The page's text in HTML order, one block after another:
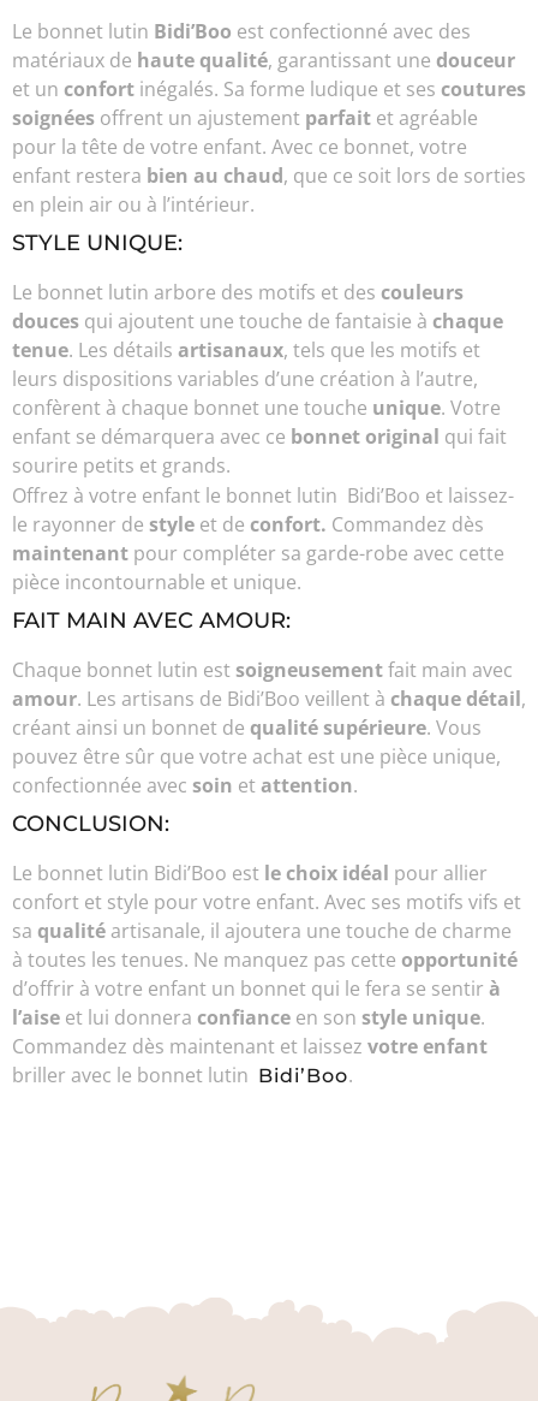
Le bonnet lutin Bidi’Boo est confectionné avec des
matériaux de haute qualité, garantissant une douceur
et un confort inégalés. Sa forme ludique et ses coutures
soignées offrent un ajustement parfait et agréable
pour la tête de votre enfant. Avec ce bonnet, votre
enfant restera bien au chaud, que ce soit lors de sorties
en plein air ou à l’intérieur.
STYLE UNIQUE:
Le bonnet lutin arbore des motifs et des couleurs
douces qui ajoutent une touche de fantaisie à chaque
tenue. Les détails artisanaux, tels que les motifs et
leurs dispositions variables d’une création à l’autre,
confèrent à chaque bonnet une touche unique. Votre
enfant se démarquera avec ce bonnet original qui fait
sourire petits et grands.
Offrez à votre enfant le bonnet lutin Bidi’Boo et laissez-
le rayonner de style et de confort. Commandez dès
maintenant pour compléter sa garde-robe avec cette
pièce incontournable et unique.
FAIT MAIN AVEC AMOUR:
Chaque bonnet lutin estsoigneusementfait main avec
amour. Les artisans de Bidi’Boo veillent à chaque détail,
créant ainsi un bonnet de qualité supérieure. Vous
pouvez être sûr que votre achat est une pièce unique,
confectionnée avec soin etattention.
CONCLUSION:
Le bonnet lutin Bidi’Boo est le choix idéal pour allier
confort et style pour votre enfant. Avec ses motifs vifs et
sa qualité artisanale, il ajoutera une touche de charme
à toutes les tenues. Ne manquez pas cette opportunité
d’offrir à votre enfant un bonnet qui le fera se sentir à
l’aise et lui donnera confiance en son style unique.
Commandez dès maintenant et laissez votre enfant
briller avec le bonnet lutin Bidi’Boo.